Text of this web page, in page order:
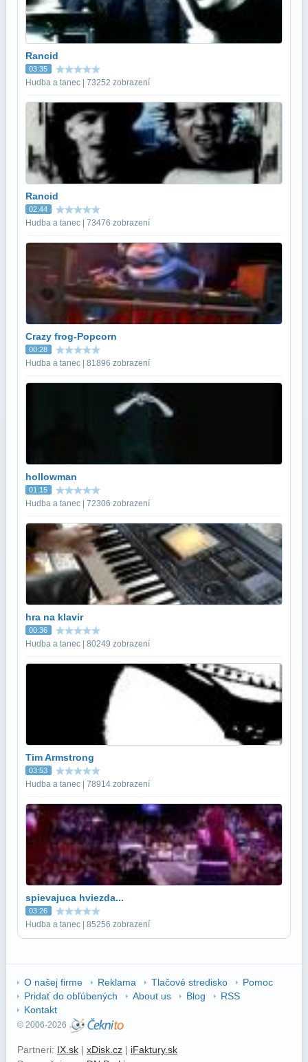
Rancid
03:35
Hudba a tanec | 73252 zobrazení
Rancid
02:44
Hudba a tanec | 73476 zobrazení
Crazy frog-Popcorn
00:28
Hudba a tanec | 81896 zobrazení
hollowman
01:15
Hudba a tanec | 72306 zobrazení
hra na klavir
00:36
Hudba a tanec | 80249 zobrazení
Tim Armstrong
03:53
Hudba a tanec | 78914 zobrazení
spievajuca hviezda...
03:26
Hudba a tanec | 85256 zobrazení
O našej firme Reklama Tlačové stredisko
Pomoc
Pridať do obľúbených
About us Blog
RSS
Kontakt
© 2006-2026
Partneri: IX.sk | xDisk.cz | iFaktury.sk